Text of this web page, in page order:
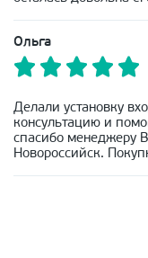
Ольга
Делали установку
консультацию и
спасибо менеджеру
Новороссийск.